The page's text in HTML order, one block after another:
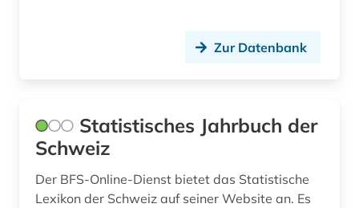
rechtsnorm (1)
rechtsprechung (4)
Zur Datenbank
Statistisches Jahrbuch der
Schweiz
Der BFS-Online-Dienst bietet das Statistische
Lexikon der Schweiz auf seiner Website an. Es